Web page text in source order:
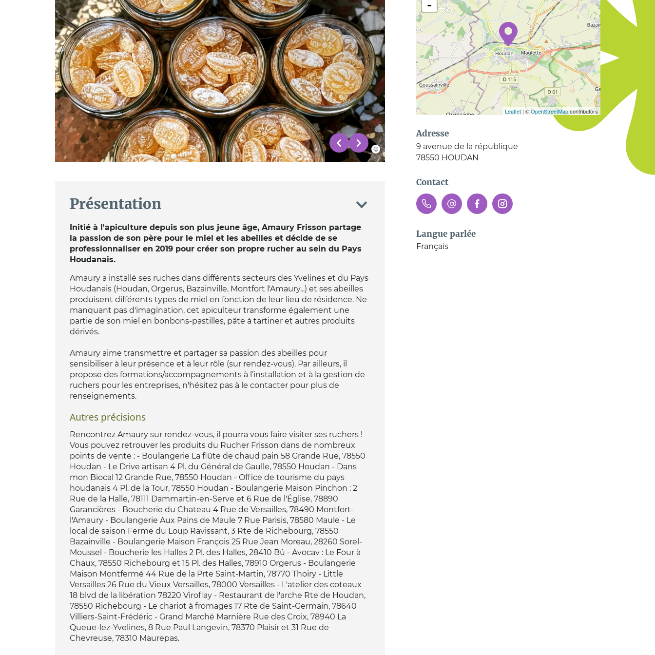
Présentation
Initié à l'apiculture depuis son plus jeune âge, Amaury Frisson partage
la passion de son père pour le miel et les abeilles et décide de se
professionnaliser en 2019 pour créer son propre rucher au sein du Pays
Houdanais.
Amaury a installé ses ruches dans différents secteurs des Yvelines et du Pays
Houdanais (Houdan, Orgerus, Bazainville, Montfort l'Amaury...) et ses abeilles
produisent différents types de miel en fonction de leur lieu de résidence. Ne
manquant pas d'imagination, cet apiculteur transforme également une
partie de son miel en bonbons-pastilles, pâte à tartiner et autres produits
dérivés.
Amaury aime transmettre et partager sa passion des abeilles pour
sensibiliser à leur présence et à leur rôle (sur rendez-vous). Par ailleurs, il
propose des formations/accompagnements à l’installation et à la gestion de
ruchers pour les entreprises, n'hésitez pas à le contacter pour plus de
renseignements.
Autres précisions
Rencontrez Amaury sur rendez-vous, il pourra vous faire visiter ses ruchers !
Vous pouvez retrouver les produits du Rucher Frisson dans de nombreux
points de vente : - Boulangerie La flûte de chaud pain 58 Grande Rue, 78550
Houdan - Le Drive artisan 4 Pl. du Général de Gaulle, 78550 Houdan - Dans
mon Biocal 12 Grande Rue, 78550 Houdan - Office de tourisme du pays
houdanais 4 Pl. de la Tour, 78550 Houdan - Boulangerie Maison Pinchon : 2
Rue de la Halle, 78111 Dammartin-en-Serve et 6 Rue de l'Église, 78890
Garancières - Boucherie du Chateau 4 Rue de Versailles, 78490 Montfort-
l'Amaury - Boulangerie Aux Pains de Maule 7 Rue Parisis, 78580 Maule - Le
local de saison Ferme du Loup Ravissant, 3 Rte de Richebourg, 78550
Bazainville - Boulangerie Maison François 25 Rue Jean Moreau, 28260 Sorel-
Moussel - Boucherie les Halles 2 Pl. des Halles, 28410 Bû - Avocav : Le Four à
Chaux, 78550 Richebourg et 15 Pl. des Halles, 78910 Orgerus - Boulangerie
Maison Montfermé 44 Rue de la Prte Saint-Martin, 78770 Thoiry - Little
Versailles 26 Rue du Vieux Versailles, 78000 Versailles - L'atelier des coteaux
18 blvd de la libération 78220 Viroflay - Restaurant de l'arche Rte de Houdan,
78550 Richebourg - Le chariot à fromages 17 Rte de Saint-Germain, 78640
Villiers-Saint-Frédéric - Grand Marché Marnière Rue des Croix, 78940 La
Queue-lez-Yvelines, 8 Rue Paul Langevin, 78370 Plaisir et 31 Rue de
Chevreuse, 78310 Maurepas.
-
Leaflet| ©OpenStreetMapcontributors
Adresse
9 avenue de la république
78550 HOUDAN
Contact
Langue parlée
Français